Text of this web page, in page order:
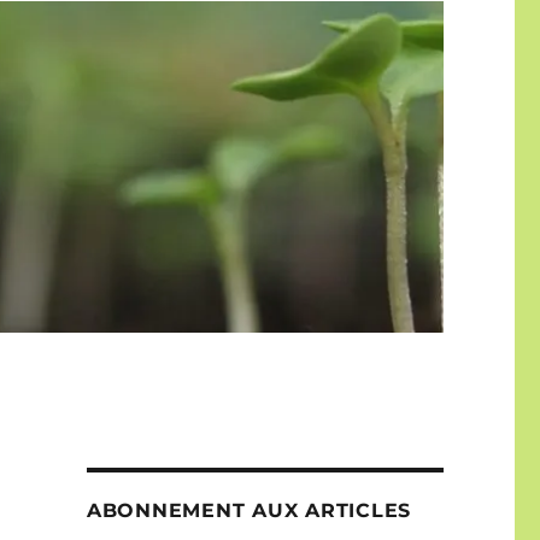
ABONNEMENT AUX ARTICLES